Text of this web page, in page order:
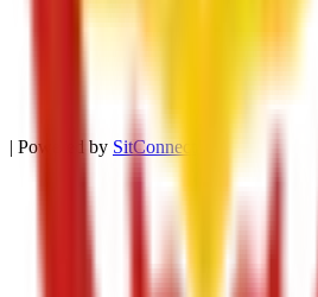
| Powered by SitConnect